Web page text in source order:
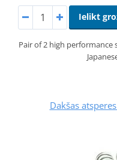
Ielikt
Pair of 2 high
Dakšas